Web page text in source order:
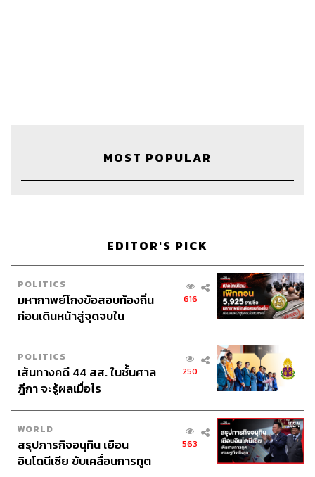
Credits
Host & Show Creator
Managerปวริศา ตั้งตุลานนท์
Assistant
Project Coordinatorซาจิ แซ่อื้อ
Directorนภัสสร กะสินัง
MOST POPULAR
EDITOR'S PICK
POLITICS
มหากาพย์โกงข้อสอบท้องถิ่น
ก่อนเดินหน้าสู่จุดจบใน
616
POLITICS
เส้นทางคดี 44 สส. ในชั้นศาล
ฎีกา จะรู้ผลเมื่อไร
250
WORLD
สรุปภารกิจอนุทิน เยือน
อินโดนีเซีย ขับเคลื่อนการทูต
563